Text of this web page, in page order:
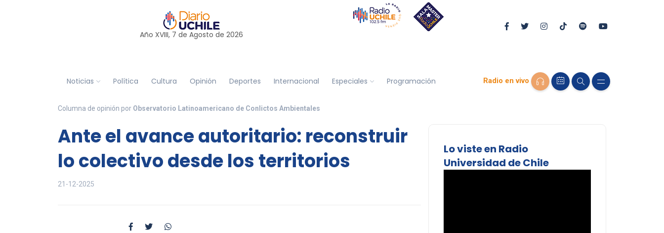
Año XVIII, 7 de Agosto de 2026
Noticias Política Cultura Opinión Deportes Internacional Especiales Programación Radio en vivo
Columna de opinión por Observatorio Latinoamericano de Conlictos Ambientales
Ante el avance autoritario: reconstruir
lo colectivo desde los territorios
21-12-2025
Lo viste en Radio
Universidad de Chile